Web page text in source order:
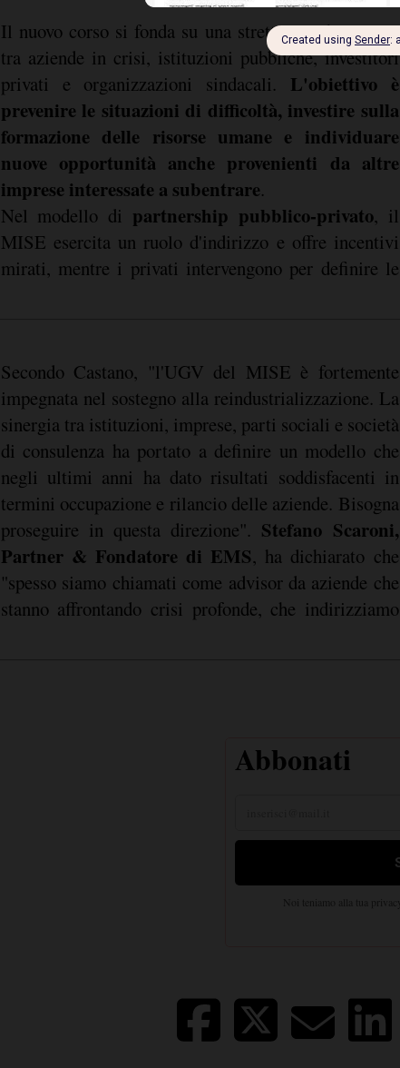
Il nuovo corso si fonda su una stretta collaborazione
tra aziende in crisi, istituzioni pubbliche, investitori
privati e organizzazioni sindacali. L'obiettivo è
prevenire le situazioni di difficoltà, investire sulla
formazione delle risorse umane e individuare
nuove opportunità anche provenienti da altre
imprese interessate a subentrare.
Nel modello di partnership pubblico-privato, il
MISE esercita un ruolo d'indirizzo e offre incentivi
mirati, mentre i privati intervengono per definire le
Secondo Castano, "l'UGV del MISE è fortemente
impegnata nel sostegno alla reindustrializzazione. La
sinergia tra istituzioni, imprese, parti sociali e società
di consulenza ha portato a definire un modello che
negli ultimi anni ha dato risultati soddisfacenti in
termini occupazione e rilancio delle aziende. Bisogna
proseguire in questa direzione". Stefano Scaroni,
Partner & Fondatore di EMS, ha dichiarato che
"spesso siamo chiamati come advisor da aziende che
stanno affrontando crisi profonde, che indirizziamo